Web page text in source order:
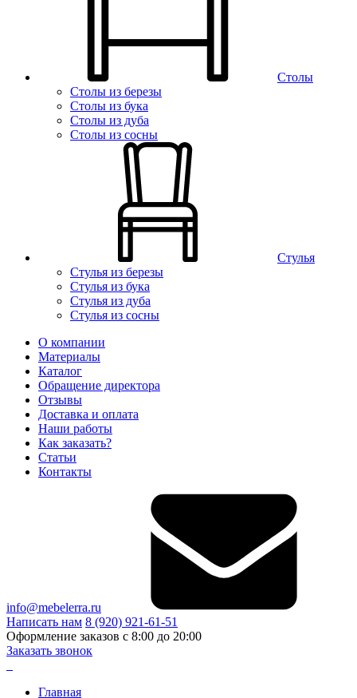
Столы
Столы из березы
Столы из бука
Столы из дуба
Столы из сосны
Стулья
Стулья из березы
Стулья из бука
Стулья из дуба
Стулья из сосны
О компании
Материалы
Каталог
Обращение директора
Отзывы
Доставка и оплата
Наши работы
Как заказать?
Статьи
Контакты
info@mebelerra.ru
Написать нам 8 (920) 921-61-51
Оформление заказов с 8:00 до 20:00
Заказать звонок
Главная